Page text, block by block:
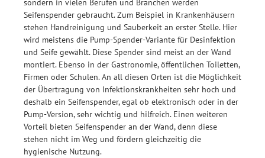
Seifenspender gebraucht. Zum Beispiel in Krankenhäusern
stehen Handreinigung und Sauberkeit an erster Stelle. Hier
wird meistens die Pump-Spender-Variante für Desinfektion
und Seife gewählt. Diese Spender sind meist an der Wand
montiert. Ebenso in der Gastronomie, öffentlichen Toiletten,
Firmen oder Schulen. An all diesen Orten ist die Möglichkeit
der Übertragung von Infektionskrankheiten sehr hoch und
deshalb ein Seifenspender, egal ob elektronisch oder in der
Pump-Version, sehr wichtig und hilfreich. Einen weiteren
Vorteil bieten Seifenspender an der Wand, denn diese
stehen nicht im Weg und fördern gleichzeitig die
hygienische Nutzung.